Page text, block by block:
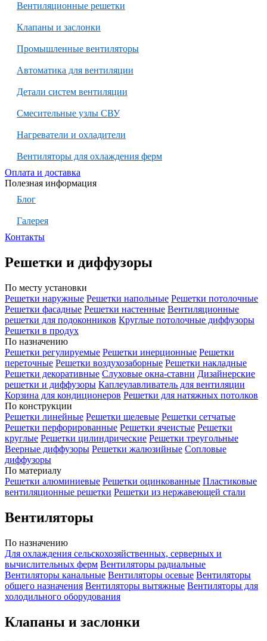
Вентиляционные решетки
Клапаны и заслонки
Промышленные вентиляторы
Автоматика для вентиляции
Детали систем вентиляции
Смесительные узлы СВУ
Нагреватели и охладители
Вентиляторы для охлаждения ферм
Оплата и доставка
Полезная информация
Блог
Галерея
Контакты
Решетки и диффузоры
По месту установки
Решетки наружные Решетки напольные Решетки потолочные
Решетки фасадные Решетки настенные Вентиляционные
решетки для подоконников Круглые потолочные диффузоры
Решетки в продух
По назначению
Решетки регулируемые Решетки инерционные Решетки
переточные Решетки воздухозаборные Решетки накладные
Решетки декоративные Слуховые окна-ставни Дизайнерские
решетки и диффузоры Каплеулавливатель для вентиляции
Корзина для кондиционеров Решетки для натяжных потолков
По конструкции
Решетки линейные Решетки щелевые Решетки сетчатые
Решетки перфорированные Решетки ячеистые Решетки
круглые Решетки цилиндрические Решетки треугольные
Веерные диффузоры Решетки жалюзийные Сопловые
диффузоры
По материалу
Решетки алюминиевые Решетки оцинкованные Пластиковые
вентиляционные решетки Решетки из нержавеющей стали
Вентиляторы
По назначению
Для охлаждения сельскохозяйственных, серверных и
вычислительных ферм Вентиляторы радиальные
Вентиляторы канальные Вентиляторы осевые Вентиляторы
общего назначения Вентиляторы вытяжные Вентиляторы для
холодильного оборудования
Клапаны и заслонки